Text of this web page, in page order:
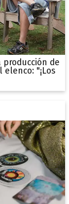
de
"¡Los